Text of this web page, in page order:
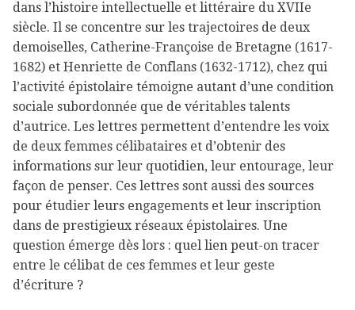
dans l’histoire intellectuelle et littéraire du XVIIe
siècle. Il se concentre sur les trajectoires de deux
demoiselles, Catherine-Françoise de Bretagne (1617-
1682) et Henriette de Conflans (1632-1712), chez qui
l’activité épistolaire témoigne autant d’une condition
sociale subordonnée que de véritables talents
d’autrice. Les lettres permettent d’entendre les voix
de deux femmes célibataires et d’obtenir des
informations sur leur quotidien, leur entourage, leur
façon de penser. Ces lettres sont aussi des sources
pour étudier leurs engagements et leur inscription
dans de prestigieux réseaux épistolaires. Une
question émerge dès lors : quel lien peut-on tracer
entre le célibat de ces femmes et leur geste
d’écriture ?